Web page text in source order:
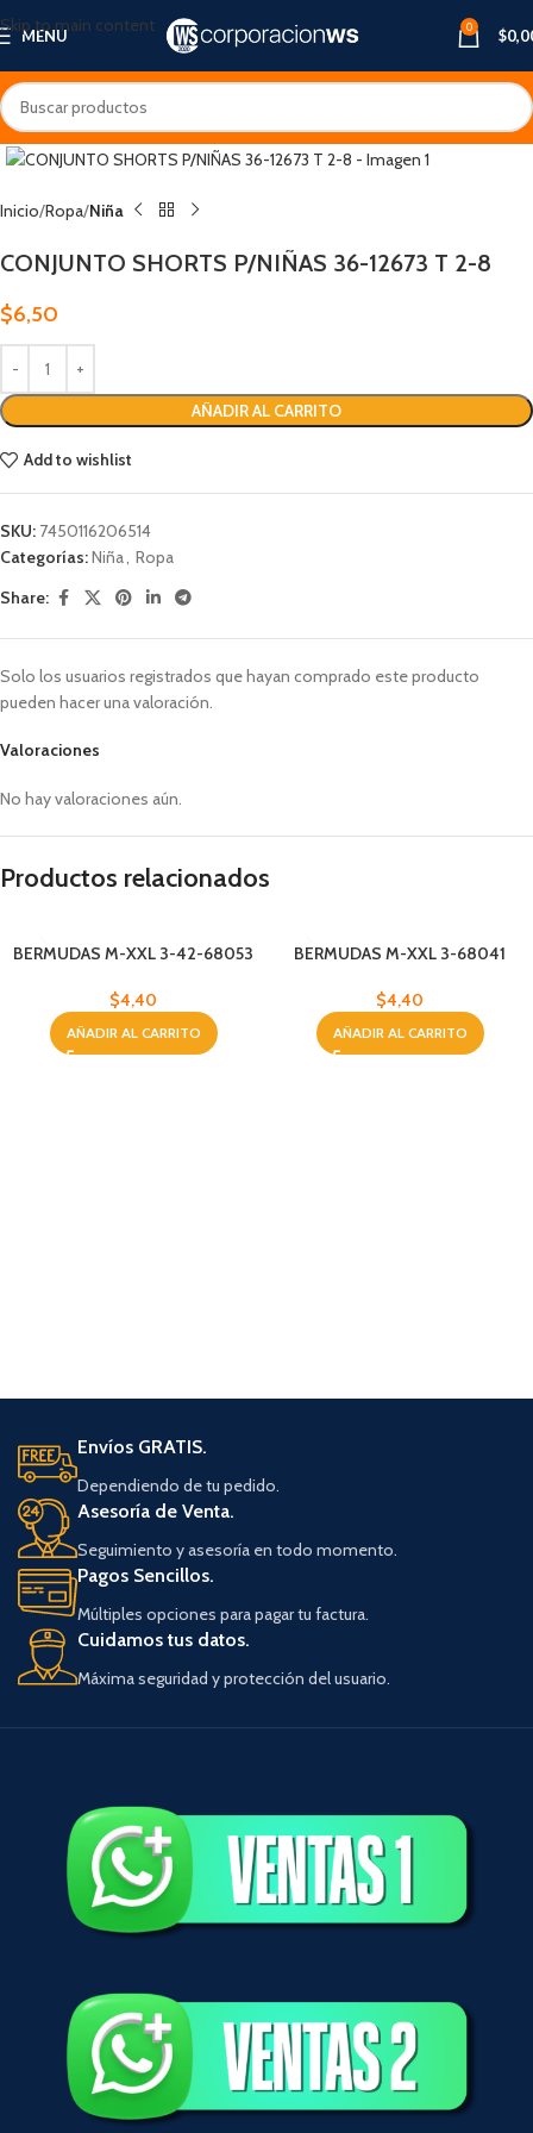
Skip to main content
MENU 0 $
Inicio Ropa Niña
CONJUNTO SHORTS P/NIÑAS 36-12673 T 2-8
$6,50
AÑADIR AL CARRITO
Add to wishlist
SKU: 7450116206514
Categorías:Niña Ropa
Share:
Valoraciones
No hay valoraciones aún.
Solo los usuarios registrados que hayan comprado este producto
pueden hacer una valoración.
Productos relacionados
BERMUDAS M-XXL 3-42-68053
$4,40
AÑADIR AL CARRITO
BERMUDAS M-XXL 3-68041
$4,40
AÑADIR AL CARRITO
Envíos GRATIS.
Dependiendo de tu pedido.
Asesoría de Venta.
Seguimiento y asesoría en todo momento.
Pagos Sencillos.
Múltiples opciones para pagar tu factura.
Cuidamos tus datos.
Máxima seguridad y protección del usuario.